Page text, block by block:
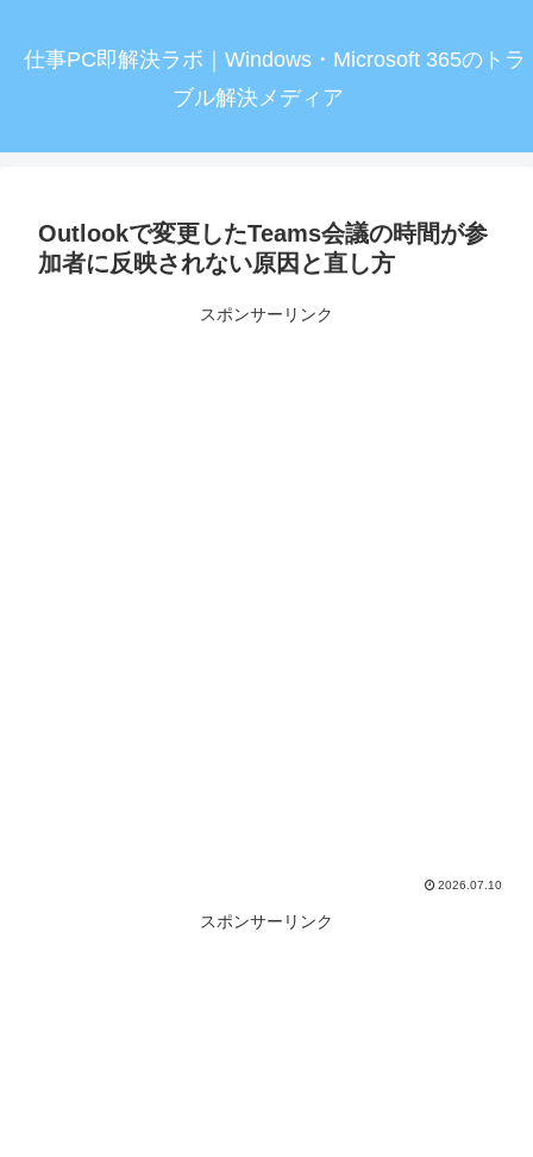
仕事PC即解決ラボ｜Windows・Microsoft 365のトラ
ブル解決メディア
Outlookで変更したTeams会議の時間が参
加者に反映されない原因と直し方
スポンサーリンク
2026.07.10
スポンサーリンク